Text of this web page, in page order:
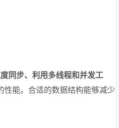
同步、利用多线程和并发工
性能。合适的数据结构能够减少